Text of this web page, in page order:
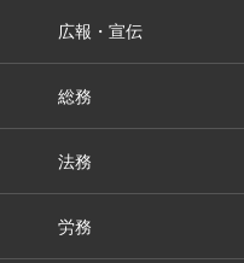
広報・宣伝
総務
法務
労務